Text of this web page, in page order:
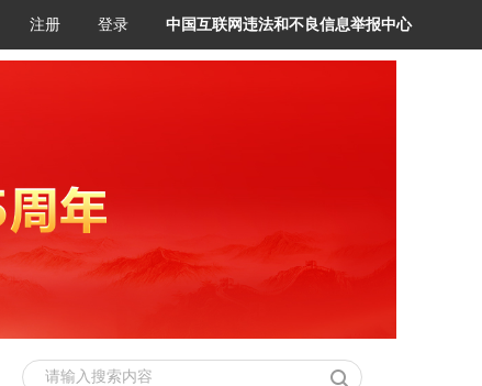
注册 登录 中国互联网违法和不良信息举报中心
请输入搜索内容